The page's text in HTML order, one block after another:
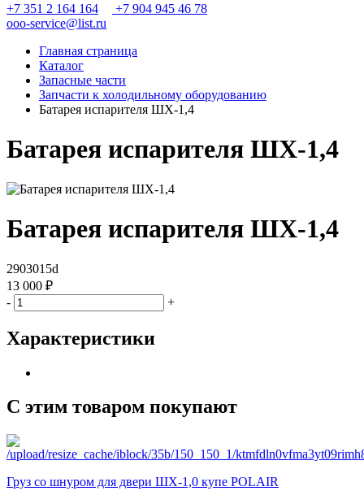
+7 351 2 164 164
+7 904 945 46 78
ooo-service@list.ru
Главная страница
Каталог
Запасные части
Запчасти к холодильному оборудованию
Батарея испарителя ШХ-1,4
Батарея испарителя ШХ-1,4
Батарея испарителя ШХ-1,4
2903015d
13 000 ₽
-
+
Характеристики
С этим товаром покупают
Груз со шнуром для двери ШХ-1,0 купе POLAIR